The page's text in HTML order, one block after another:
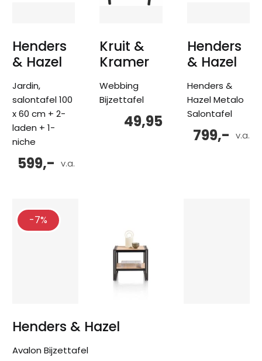
Henders
& Hazel
Jardin,
salontafel 100
x 60 cm + 2-
laden + 1-
niche
v.a.
599,-
Kruit &
Kramer
Webbing
Bijzettafel
49,95
Henders
& Hazel
Henders &
Hazel Metalo
Salontafel
v.a.
799,-
-7%
Henders & Hazel
Avalon Bijzettafel